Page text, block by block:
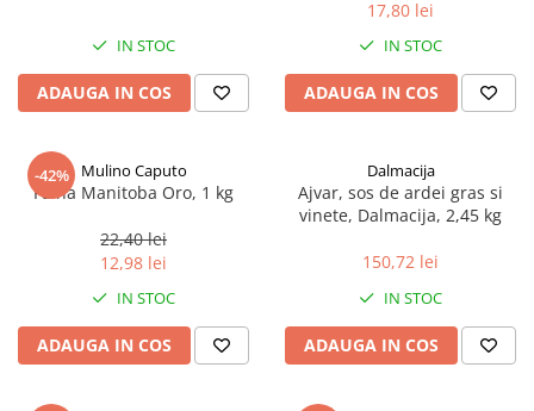
Sare de mare din Marea Nordului
Sare de mare din Oceanele Pacific
si Indian
Portugalia
Sare de roca
Sare speciala
Terine si placinte
Prajitore paine
Gratare
IN STOC
ADAUGA IN COS
17,80 lei
IN STOC
ADAUGA IN COS
-42% Mulino Caputo
Faina Manitoba Oro, 1 kg
22,40 lei
12,98 lei
IN STOC
ADAUGA IN COS
Dalmacija
Ajvar, sos de ardei gras si
vinete, Dalmacija, 2,45 kg
150,72 lei
IN STOC
ADAUGA IN COS